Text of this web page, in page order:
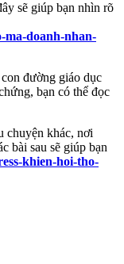
sẽ giúp bạn nhìn rõ
ma-doanh-nhan-
đường giáo dục
bạn có thể đọc
chuyện khác, nơi
bài sau sẽ giúp bạn
khien-hoi-tho-